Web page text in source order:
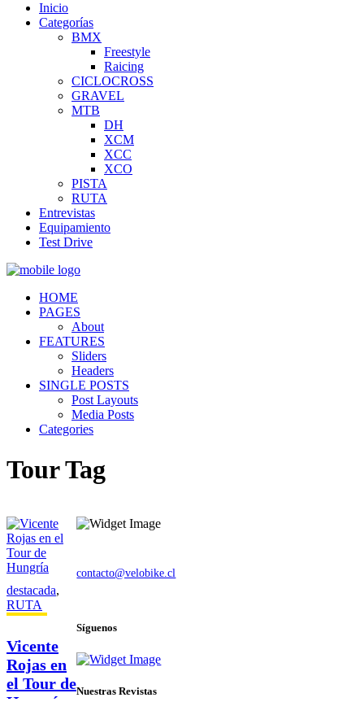
Inicio
Categorías
BMX
Freestyle
Raicing
CICLOCROSS
GRAVEL
MTB
DH
XCM
XCC
XCO
PISTA
RUTA
Entrevistas
Equipamiento
Test Drive
HOME
PAGES
About
FEATURES
Sliders
Headers
SINGLE POSTS
Post Layouts
Media Posts
Categories
Tour Tag
destacada,
RUTA
Vicente
Rojas en
el Tour de
contacto@velobike.cl
Síguenos
Nuestras Revistas